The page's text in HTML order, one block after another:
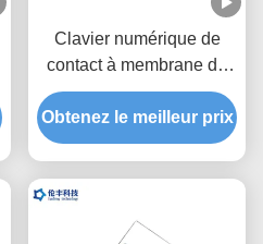
Clavier numérique de
contact à membrane de
circuit de FPC, Matte
Membrane Keyboard
Switch
Obtenez le meilleur prix